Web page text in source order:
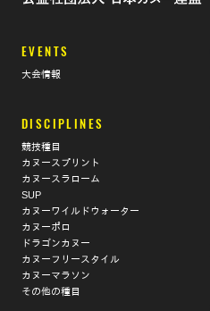
EVENTS
大会情報
DISCIPLINES
競技種目
カヌースプリント
カヌースラローム
SUP
カヌーワイルドウォーター
カヌーポロ
ドラゴンカヌー
カヌーフリースタイル
カヌーマラソン
その他の種目